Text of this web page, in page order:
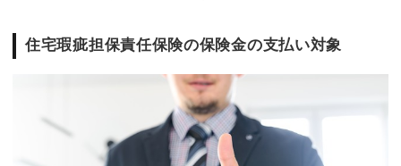
住宅瑕疵担保責任保険の保険金の支払い対象